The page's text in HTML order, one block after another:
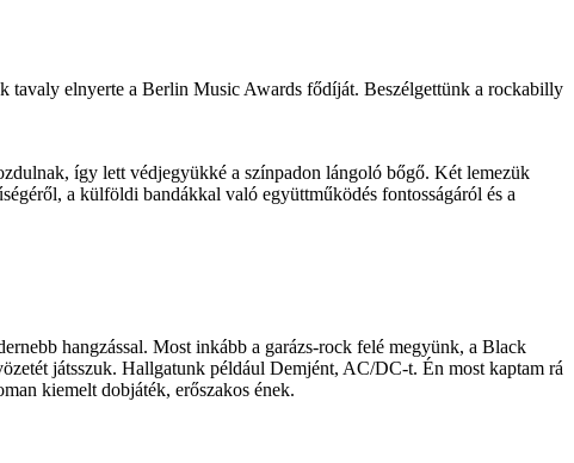
tavaly elnyerte a Berlin Music Awards fődíját. Beszél­gettünk a rocka­billy
így lett védjegyükké a színpadon lángoló bőgő. Két lemezük
a külföldi bandákkal való együttműködés fontosságáról és a
hangzással. Most inkább a garázs-rock felé megyünk, a Black
játsszuk. Hallgatunk például Demjént, AC/DC-t. Én most kaptam rá
kiemelt dobjáték, erőszakos ének.